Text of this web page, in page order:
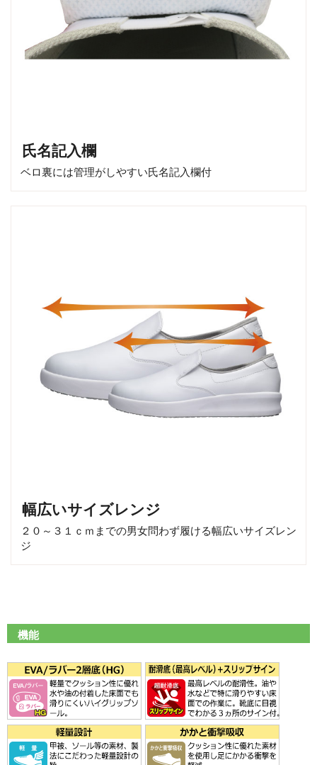
氏名記入欄
ベロ裏には管理がしやすい氏名記入欄付
幅広いサイズレンジ
２０～３１ｃｍまでの男女問わず履ける幅広いサイズレン
ジ
機能